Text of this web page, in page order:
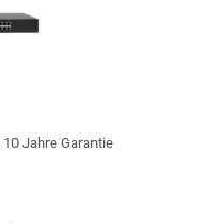
Jahre Garantie